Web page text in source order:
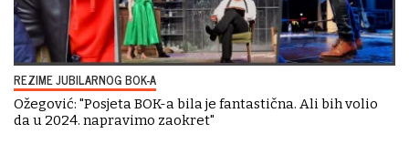
REZIME JUBILARNOG BOK-A
Ožegović: "Posjeta BOK-a bila je fantastična. Ali bih volio
da u 2024. napravimo zaokret"